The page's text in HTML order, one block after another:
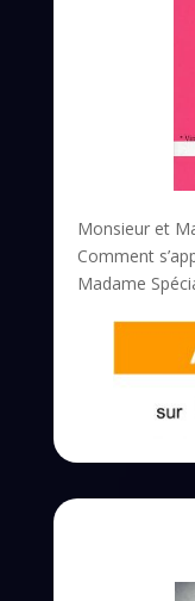
Monsieur et
Comment
Madame